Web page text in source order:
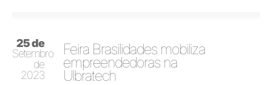
25 de
Setembro
de
2023
Feira Brasilidades mobiliza
empreendedoras na
Ulbratech